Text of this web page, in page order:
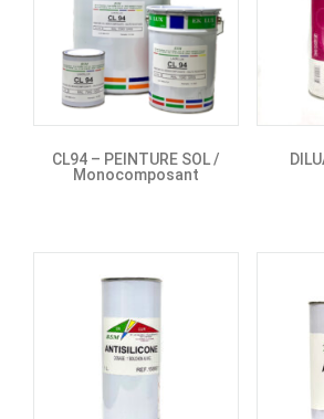
CL94 – PEINTURE SOL /
Monocomposant